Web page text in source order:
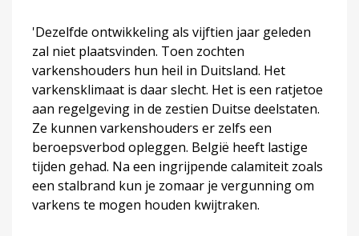
'Dezelfde ontwikkeling als vijftien jaar geleden
zal niet plaatsvinden. Toen zochten
varkenshouders hun heil in Duitsland. Het
varkensklimaat is daar slecht. Het is een ratjetoe
aan regelgeving in de zestien Duitse deelstaten.
Ze kunnen varkenshouders er zelfs een
beroepsverbod opleggen. België heeft lastige
tijden gehad. Na een ingrijpende calamiteit zoals
een stalbrand kun je zomaar je vergunning om
varkens te mogen houden kwijtraken.